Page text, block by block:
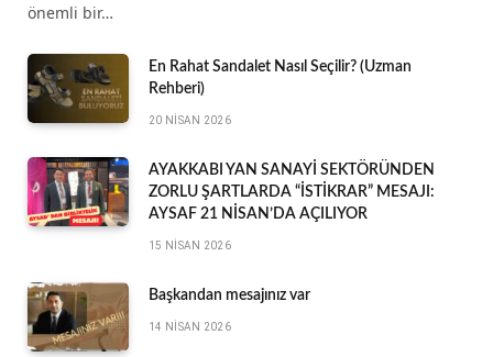
önemli bir…
En Rahat Sandalet Nasıl Seçilir? (Uzman
Rehberi)
20 NISAN 2026
AYAKKABI YAN SANAYİ SEKTÖRÜNDEN
ZORLU ŞARTLARDA “İSTİKRAR” MESAJI:
AYSAF 21 NİSAN’DA AÇILIYOR
15 NISAN 2026
Başkandan mesajınız var
14 NISAN 2026